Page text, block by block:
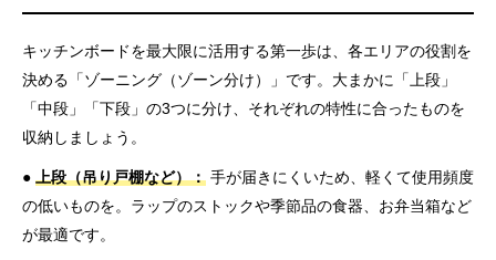
キッチンボードを最大限に活用する第一歩は、各エリアの役割を
決める「ゾーニング（ゾーン分け）」です。大まかに「上段」
「中段」「下段」の3つに分け、それぞれの特性に合ったものを
収納しましょう。
● 上段（吊り戸棚など）： 手が届きにくいため、軽くて使用頻度
の低いものを。ラップのストックや季節品の食器、お弁当箱など
が最適です。